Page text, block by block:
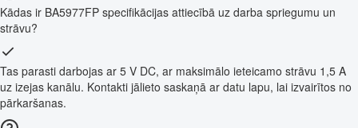
Kādas ir BA5977FP specifikācijas attiecībā uz darba spriegumu un
strāvu?
Tas parasti darbojas ar 5 V DC, ar maksimālo ieteicamo strāvu 1,5 A
uz izejas kanālu. Kontakti jālieto saskaņā ar datu lapu, lai izvairītos no
pārkaršanas.